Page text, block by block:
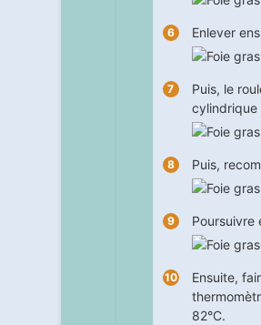
Enlever
Puis, le
cylindrique
Puis,
Poursuivre
Ensuite,
82°C.